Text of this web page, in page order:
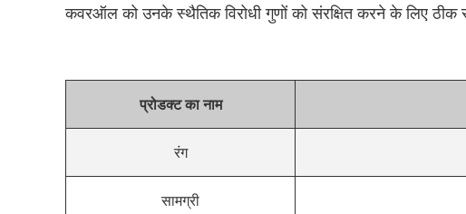
कवरऑल को उनके स्थैतिक विरोधी गुणों को संरक्षित करने के लिए
प्रोडक्ट का नाम
रंग
सामग्री